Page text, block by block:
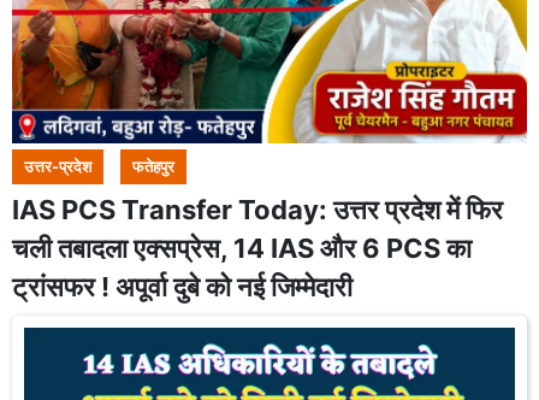
उत्तर-प्रदेश फतेहपुर
IAS PCS Transfer Today: उत्तर प्रदेश में फिर
चली तबादला एक्सप्रेस, 14 IAS और 6 PCS का
ट्रांसफर ! अपूर्वा दुबे को नई जिम्मेदारी